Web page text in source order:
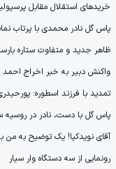
خریدهای استقلال مقابل
پاس گل نادر محمدی با پرتاب
ظاهر جدید و متفاوت ستاره
واکنش دبیر به خبر اخراج احمد
تمدید با فرزند اسطوره:
پاس گل با دست، نادر در
آقای نویدکیا! یک توضیح به من
رونمایی از سه دستگاه وار سیار